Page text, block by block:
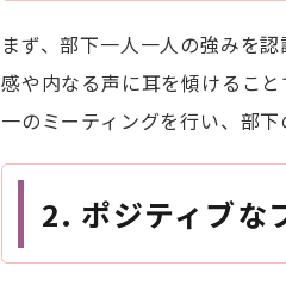
まず、部下一人一人の強みを
感や内なる声に耳を傾けるこ
一のミーティングを行い、部
2. ポジティブな